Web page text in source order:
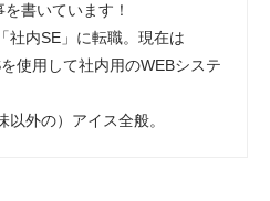
書いています！
内SE」に転職。現在は
使用して社内用のWEBシステ
外の）アイス全般。